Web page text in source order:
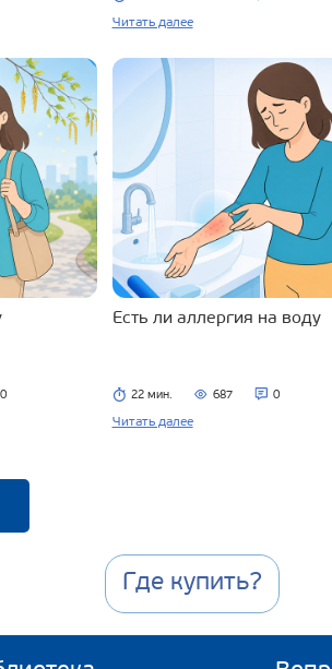
Читать далее
0
Есть ли аллергия на воду
22 мин. 687 0
Читать далее
Где купить?